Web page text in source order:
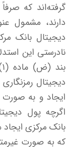
گرفته‌اند که
دارند، مشمول
نادرستی این
دیجیتال
ایجاد و به صورت
اگرچه پول
بانک مرکزی
که به صورت